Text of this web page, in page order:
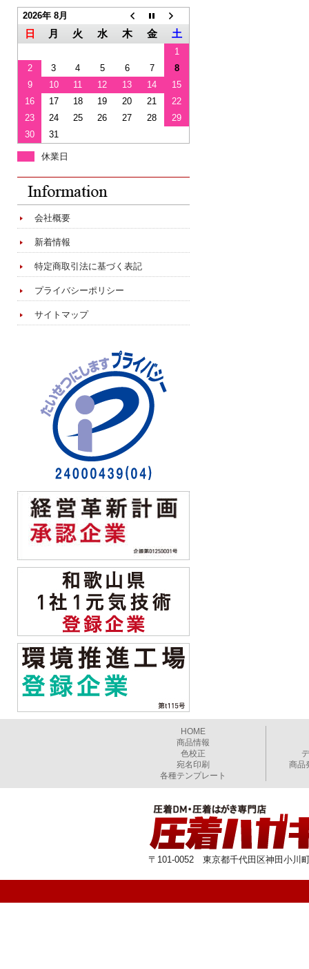
2026年 8月
日 月 火 水 木 金 土
1
2
3 4 5 6 7
8
9
10 11 12 13 14
15
16
17 18 19 20 21
22
23
24 25 26 27 28
29
30
31
休業日
会社概要
新着情報
特定商取引法に基づく表記
プライバシーポリシー
サイトマップ
HOME
商品情報
色校正
宛名印刷
各種テンプレート
商品
〒101-0052 東京都千代田区神田小川